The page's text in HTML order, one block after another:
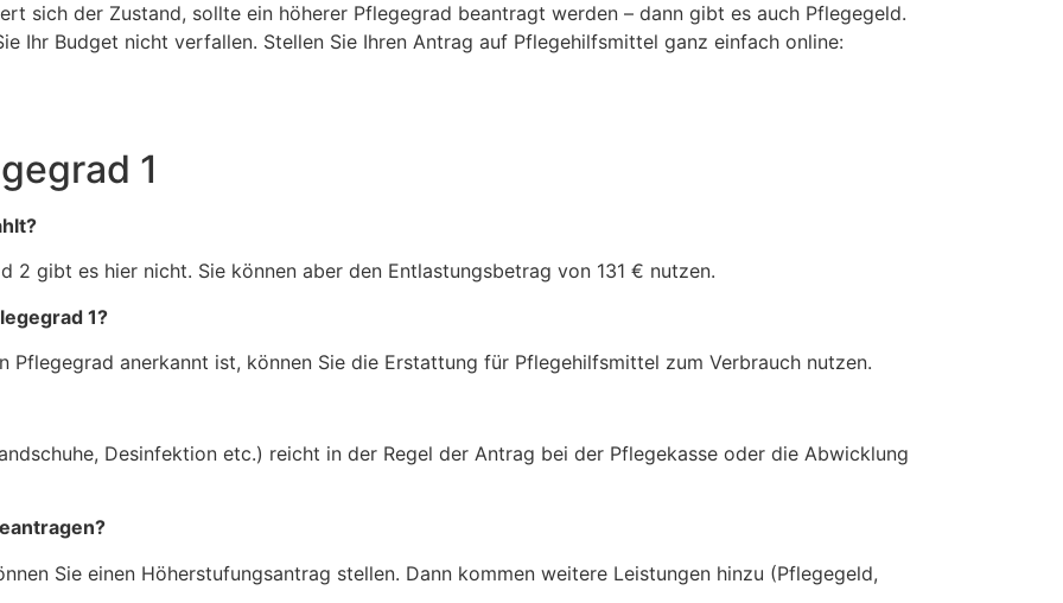
sich der Zustand, sollte ein höherer Pflegegrad beantragt werden – dann gibt es auch Pflegegeld.
Ihr Budget nicht verfallen. Stellen Sie Ihren Antrag auf Pflegehilfsmittel ganz einfach online:
1
2 gibt es hier nicht. Sie können aber den Entlastungsbetrag von 131 € nutzen.
1?
Pflegegrad anerkannt ist, können Sie die Erstattung für Pflegehilfsmittel zum Verbrauch nutzen.
Desinfektion etc.) reicht in der Regel der Antrag bei der Pflegekasse oder die Abwicklung
Sie einen Höherstufungsantrag stellen. Dann kommen weitere Leistungen hinzu (Pflegegeld,